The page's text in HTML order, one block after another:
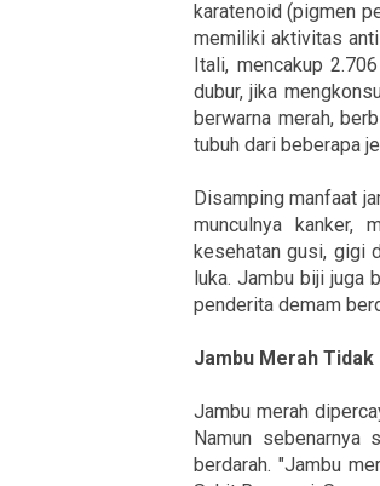
karatenoid (pigmen
memiliki aktivitas
Itali, mencakup
dubur, jika
berwarna merah,
tubuh dari beberapa
Disamping manfaat
munculnya kanker,
kesehatan gusi, gigi
luka. Jambu biji juga
penderita demam
Jambu Merah Tidak
Jambu merah
Namun sebenarnya
berdarah. "Jambu